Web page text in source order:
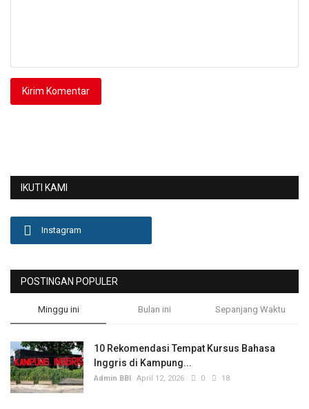
Kirim Komentar
IKUTI KAMI
Instagram
POSTINGAN POPULER
Minggu ini Bulan ini Sepanjang Waktu
10 Rekomendasi Tempat Kursus Bahasa
Inggris di Kampung...
Admin BBI April 12, 2026 0 18